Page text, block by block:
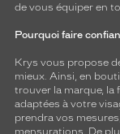
de vous équiper en
Pourquoi faire
Krys vous propose
mieux. Ainsi, en
trouver la marque, la
adaptées à votre
prendra vos
mensurations. De